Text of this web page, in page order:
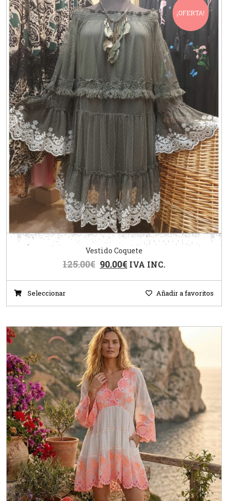
¡OFERTA!
Vestido Coquete
125.00€ 90.00€ IVA INC.
Seleccionar Añadir a favoritos